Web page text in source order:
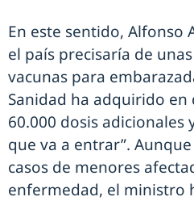
En este sentido, Alfonso
el país precisaría de
vacunas para
Sanidad ha adquirido
60.000 dosis adicionales
que va a entrar”.
casos de menores
enfermedad, el ministro